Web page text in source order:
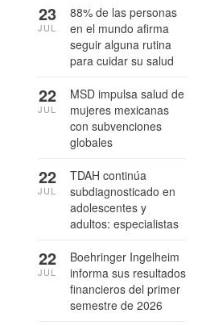
88% de las personas
en el mundo afirma
seguir alguna rutina
para cuidar su salud
23
JUL
MSD impulsa salud de
mujeres mexicanas
con subvenciones
globales
22
JUL
TDAH continúa
subdiagnosticado en
adolescentes y
adultos: especialistas
22
JUL
Boehringer Ingelheim
informa sus resultados
financieros del primer
semestre de 2026
22
JUL